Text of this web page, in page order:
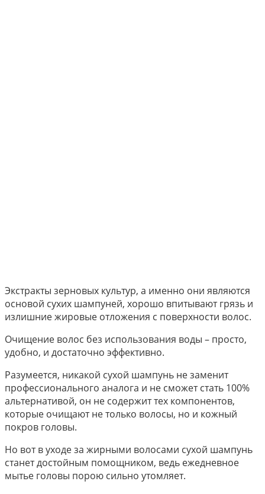
Экстракты зерновых культур, а именно они являются
основой сухих шампуней, хорошо впитывают грязь и
излишние жировые отложения с поверхности волос.
Очищение волос без использования воды – просто,
удобно, и достаточно эффективно.
Разумеется, никакой сухой шампунь не заменит
профессионального аналога и не сможет стать 100%
альтернативой, он не содержит тех компонентов,
которые очищают не только волосы, но и кожный
покров головы.
Но вот в уходе за жирными волосами сухой шампунь
станет достойным помощником, ведь ежедневное
мытье головы порою сильно утомляет.